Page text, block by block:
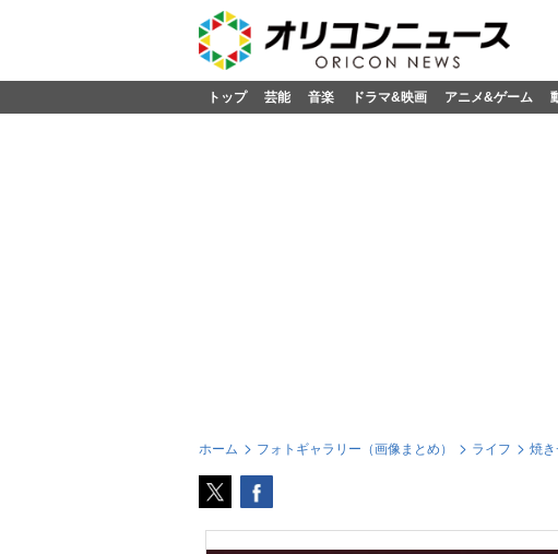
トップ 芸能 音楽 ドラマ&映画 アニメ&ゲーム
ホーム フォトギャラリー（画像まとめ） ライフ 焼